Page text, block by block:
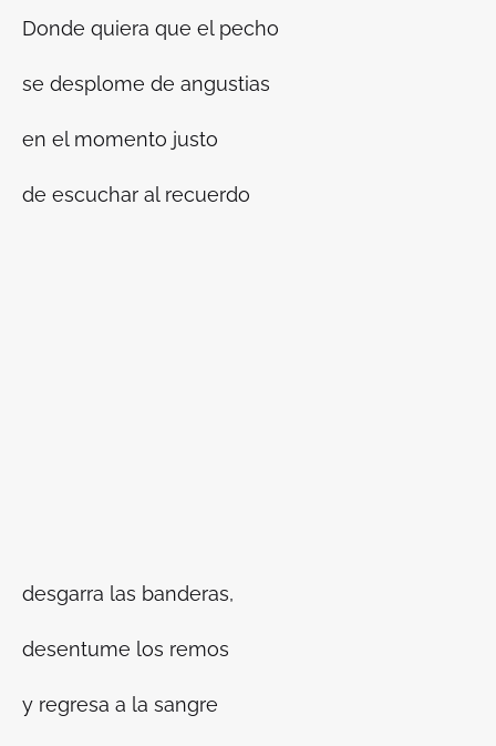
Donde quiera que el pecho
se desplome de angustias
en el momento justo
de escuchar al recuerdo
desgarra las banderas,
desentume los remos
y regresa a la sangre